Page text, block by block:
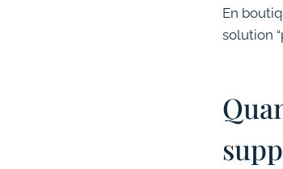
En
solution